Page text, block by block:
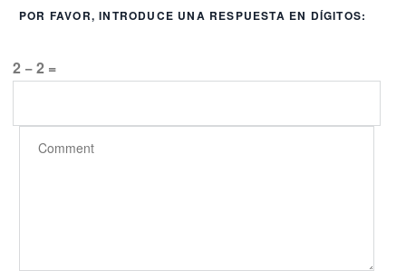
POR FAVOR, INTRODUCE UNA RESPUESTA EN DÍGITOS:
2 − 2 =